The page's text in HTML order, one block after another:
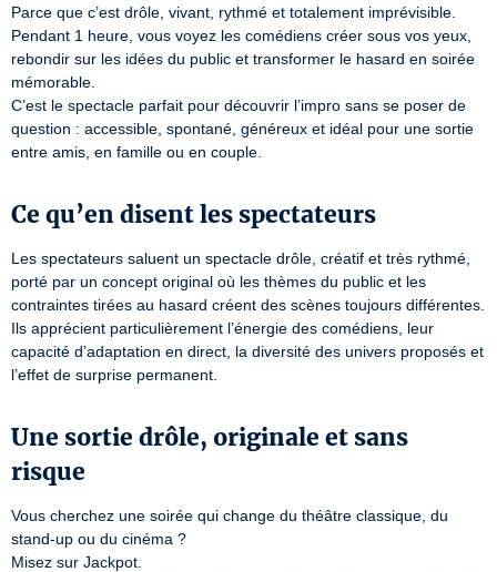
Parce que c’est drôle, vivant, rythmé et totalement imprévisible.
Pendant 1 heure, vous voyez les comédiens créer sous vos yeux,
rebondir sur les idées du public et transformer le hasard en soirée
mémorable.
C’est le spectacle parfait pour découvrir l’impro sans se poser de
question : accessible, spontané, généreux et idéal pour une sortie
entre amis, en famille ou en couple.
Ce qu’en disent les spectateurs
Les spectateurs saluent un spectacle drôle, créatif et très rythmé,
porté par un concept original où les thèmes du public et les
contraintes tirées au hasard créent des scènes toujours différentes.
Ils apprécient particulièrement l’énergie des comédiens, leur
capacité d’adaptation en direct, la diversité des univers proposés et
l’effet de surprise permanent.
Une sortie drôle, originale et sans
risque
Vous cherchez une soirée qui change du théâtre classique, du
stand-up ou du cinéma ?
Misez sur Jackpot.